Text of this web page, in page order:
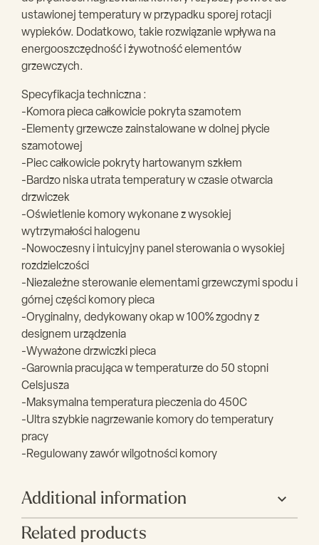
ustawionej temperatury w przypadku sporej rotacji
wypieków. Dodatkowo, takie rozwiązanie wpływa na
energooszczędność i żywotność elementów
grzewczych.
Specyfikacja techniczna :
-Komora pieca całkowicie pokryta szamotem
-Elementy grzewcze zainstalowane w dolnej płycie
szamotowej
-Piec całkowicie pokryty hartowanym szkłem
-Bardzo niska utrata temperatury w czasie otwarcia
drzwiczek
-Oświetlenie komory wykonane z wysokiej
wytrzymałości halogenu
-Nowoczesny i intuicyjny panel sterowania o wysokiej
rozdzielczości
-Niezależne sterowanie elementami grzewczymi spodu i
górnej części komory pieca
-Oryginalny, dedykowany okap w 100% zgodny z
designem urządzenia
-Wyważone drzwiczki pieca
-Garownia pracująca w temperaturze do 50 stopni
Celsjusza
-Maksymalna temperatura pieczenia do 450C
-Ultra szybkie nagrzewanie komory do temperatury
pracy
-Regulowany zawór wilgotności komory
Additional information
Głębokość(mm) 1260
Related products